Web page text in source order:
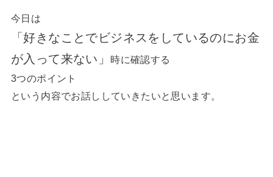
今日は
「好きなことでビジネスをしているのにお金
が入って来ない」
時に確認する
3つのポイント
という内容でお話ししていきたいと思います。